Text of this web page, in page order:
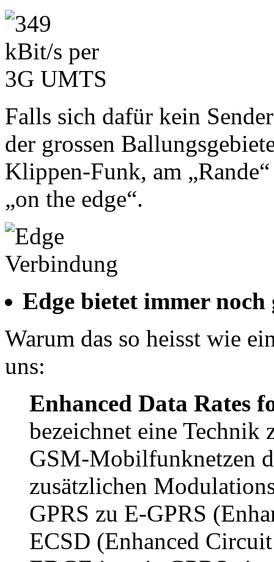
Falls sich dafür kein
der grossen
Klippen-Funk, am
„on the edge“.
Edge bietet immer
Warum das so heisst wie
uns:
Enhanced Data Rates
bezeichnet eine Technik
GSM-Mobilfunknetzen
zusätzlichen
GPRS zu E-GPRS
ECSD (Enhanced